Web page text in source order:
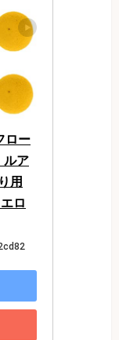
ロー
ルア
用
ロ